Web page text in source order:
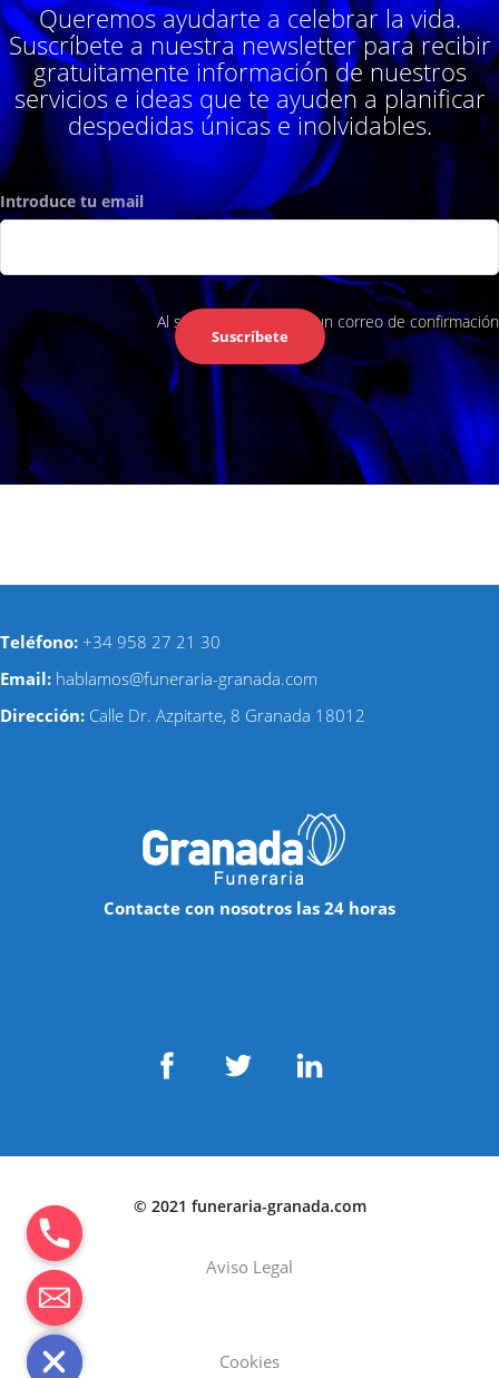
Queremos ayudarte a celebrar la vida.
Suscríbete a nuestra newsletter para recibir
gratuitamente información de nuestros
servicios e ideas que te ayuden a planificar
despedidas únicas e inolvidables.
Introduce tu email
Al suscribirte recibirás un correo de confirmación
Teléfono: +34 958 27 21 30
Email: hablamos@funeraria-granada.com
Dirección: Calle Dr. Azpitarte, 8 Granada 18012
Contacte con nosotros las 24 horas
© 2021 funeraria-granada.com
Aviso Legal
Cookies